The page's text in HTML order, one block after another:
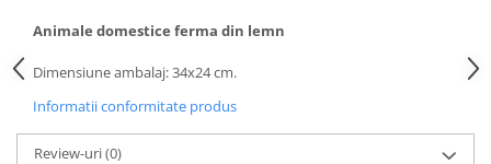
Animale domestice ferma din lemn
Dimensiune ambalaj: 34x24 cm.
Informatii conformitate produs
Review-uri(0)